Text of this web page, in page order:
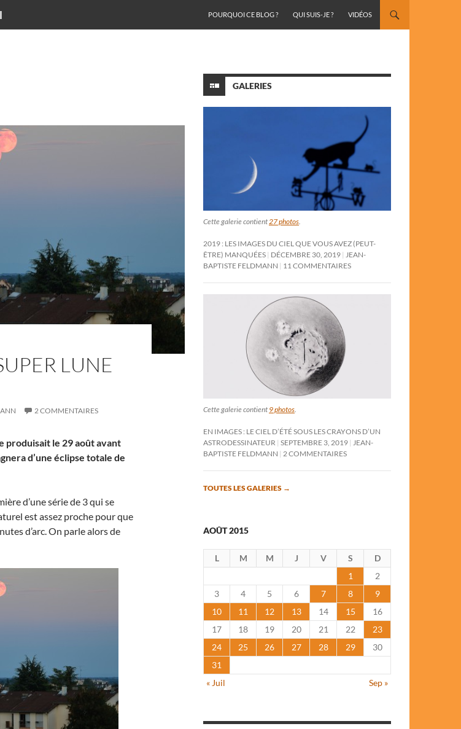
POURQUOI CE BLOG ?
QUI SUIS-JE ? VIDÉOS
LUNE
2 COMMENTAIRES
produisait le 29 août avant
d’une éclipse totale de
d’une série de 3 qui se
est assez proche pour que
d’arc. On parle alors de
GALERIES
Cette galerie contient27 photos.
2019 : LES IMAGES DU CIEL QUE VOUS AVEZ (PEUT-
ÊTRE) MANQUÉES DÉCEMBRE 30, 2019 JEAN-
BAPTISTE FELDMANN
11 COMMENTAIRES
Cette galerie contient 9 photos
EN IMAGES : LE CIEL D’ÉTÉ SOUS LES CRAYONS D’UN
ASTRODESSINATEUR SEPTEMBRE 3, 2019
JEAN-
BAPTISTE FELDMANN
2 COMMENTAIRES
TOUTES LES GALERIES →
AOÛT 2015
L M M J V S
D
1
2
3
4 5 6 7 8
9
10
11 12 13 14 15
16
17
18 19 20 21 22
23
24
25 26 27 28 29
30
31
« Juil
Sep »